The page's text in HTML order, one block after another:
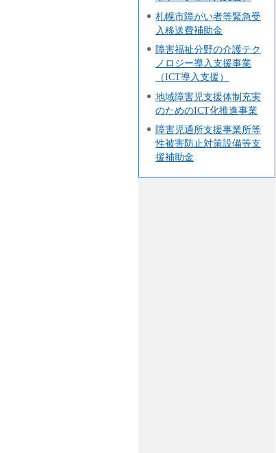
札幌市障がい者等緊急受
入移送費補助金
障害福祉分野の介護テク
ノロジー導入支援事業
（ICT導入支援）
地域障害児支援体制充実
のためのICT化推進事業
障害児通所支援事業所等
性被害防止対策設備等支
援補助金